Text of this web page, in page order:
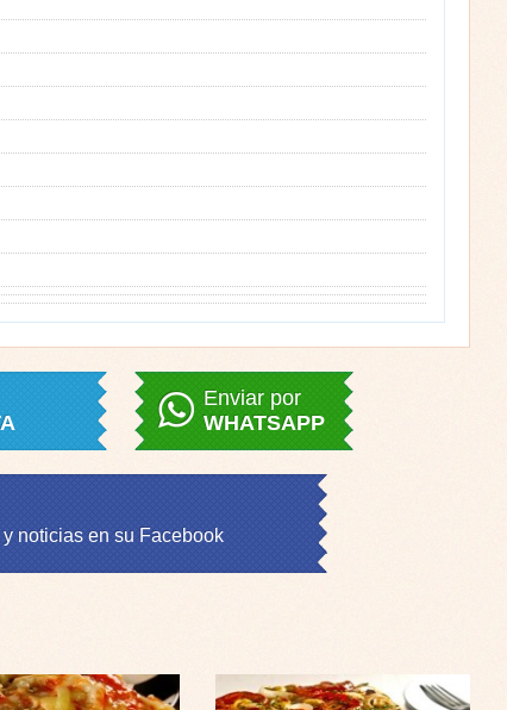
Enviar por
WHATSAPP
noticias en su Facebook